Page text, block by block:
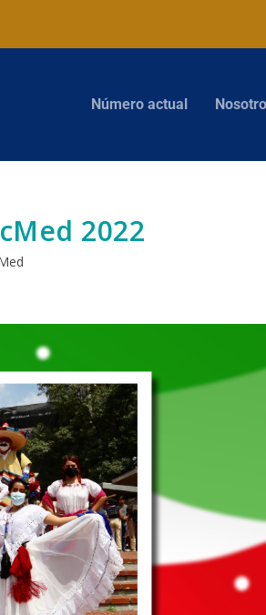
Número actual
2022